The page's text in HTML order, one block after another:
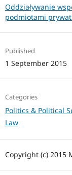
Oddziaływanie
podmiotami
Published
1 September 2015
Categories
Politics & Political
Law
Copyright (c) 2015